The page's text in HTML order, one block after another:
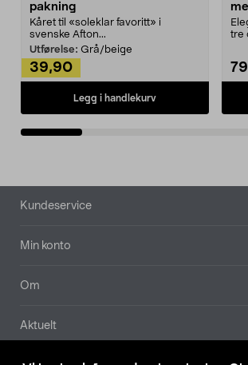
pakning
Kåret til «soleklar favoritt» i
svenske Afton...
Utførelse: Grå/beige
39,90
Legg i handlekurv
tre
Bunntekst
Kundeservice
Min konto
Om
Aktuelt